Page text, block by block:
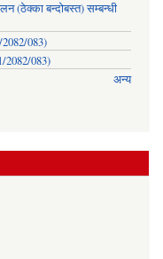
बन्दोबस्त) सम्बन्धी
083)
083)
अन्य